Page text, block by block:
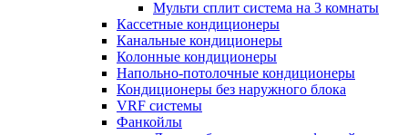
Мульти сплит система на 3 комнаты
Кассетные кондиционеры
Канальные кондиционеры
Колонные кондиционеры
Напольно-потолочные кондиционеры
Кондиционеры без наружного блока
VRF системы
Фанкойлы